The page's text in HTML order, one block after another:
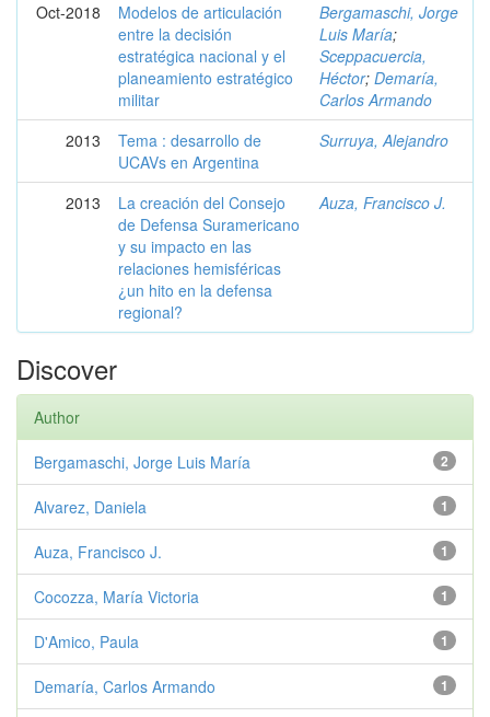
Oct-2018
Modelos de articulación
entre la decisión
estratégica nacional y el
planeamiento estratégico
militar
Bergamaschi, Jorge
Luis María;
Sceppacuercia,
Héctor; Demaría,
Carlos Armando
2013
Tema : desarrollo de
UCAVs en Argentina
Surruya, Alejandro
2013
La creación del Consejo
de Defensa Suramericano
y su impacto en las
relaciones hemisféricas
¿un hito en la defensa
regional?
Auza, Francisco J.
Discover
Author
2
Bergamaschi, Jorge Luis María
1
Alvarez, Daniela
1
Auza, Francisco J.
1
Cocozza, María Victoria
1
D'Amico, Paula
1
Demaría, Carlos Armando